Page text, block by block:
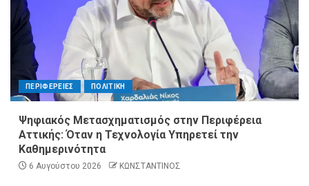
ΠΕΡΙΦΕΡΕΙΕΣ ΠΟΛΙΤΙΚΗ
Ψηφιακός Μετασχηματισμός στην Περιφέρεια
Αττικής: Όταν η Τεχνολογία Υπηρετεί την
Καθημερινότητα
6 Αυγούστου 2026 ΚΩΝΣΤΑΝΤΙΝΟΣ